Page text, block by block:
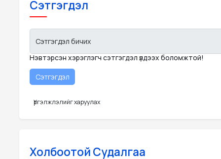
Сэтгэгдэл
Сэтгэгдэл бичих
Нэвтэрсэн хэрэглэгч сэтгэгдэл үлдээх боломжтой!
Үргэлжлэлийг харуулах
Холбоотой Судалгаа